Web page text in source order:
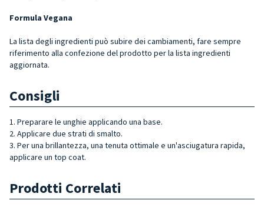
Formula Vegana
La lista degli ingredienti può subire dei cambiamenti, fare sempre
riferimento alla confezione del prodotto per la lista ingredienti
aggiornata.
Consigli
1. Preparare le unghie applicando una base.
2. Applicare due strati di smalto.
3. Per una brillantezza, una tenuta ottimale e un'asciugatura rapida,
applicare un top coat.
Prodotti Correlati